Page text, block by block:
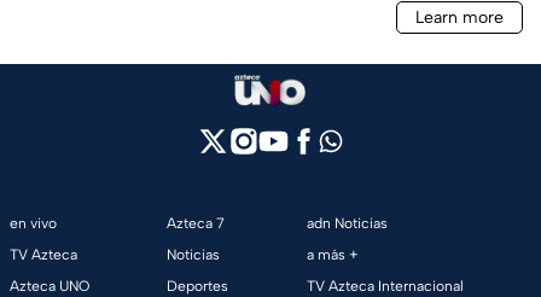
en vivo
TV Azteca
Azteca UNO
Azteca 7
Noticias
Deportes
adn Noticias
a más +
TV Azteca Internacional